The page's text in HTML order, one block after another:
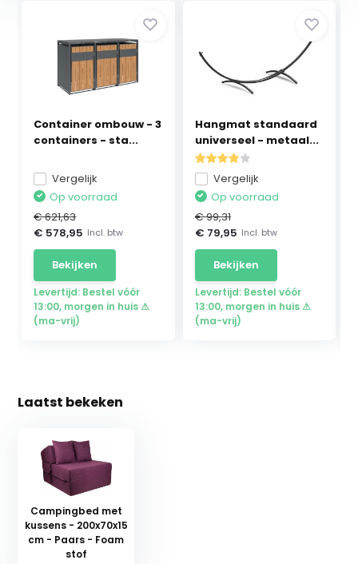
Container ombouw - 3
containers - sta...
Vergelijk
Op voorraad
€ 621,63
€ 578,95 Incl. btw
Bekijken
Levertijd: Bestel vóór
13:00, morgen in huis ⚠
(ma-vrij)
Hangmat standaard
universeel - metaal...
Vergelijk
Op voorraad
€ 99,31
€ 79,95 Incl. btw
Bekijken
Levertijd: Bestel vóór
13:00, morgen in huis ⚠
(ma-vrij)
Laatst bekeken
Campingbed met
kussens - 200x70x15
cm - Paars - Foam
stof